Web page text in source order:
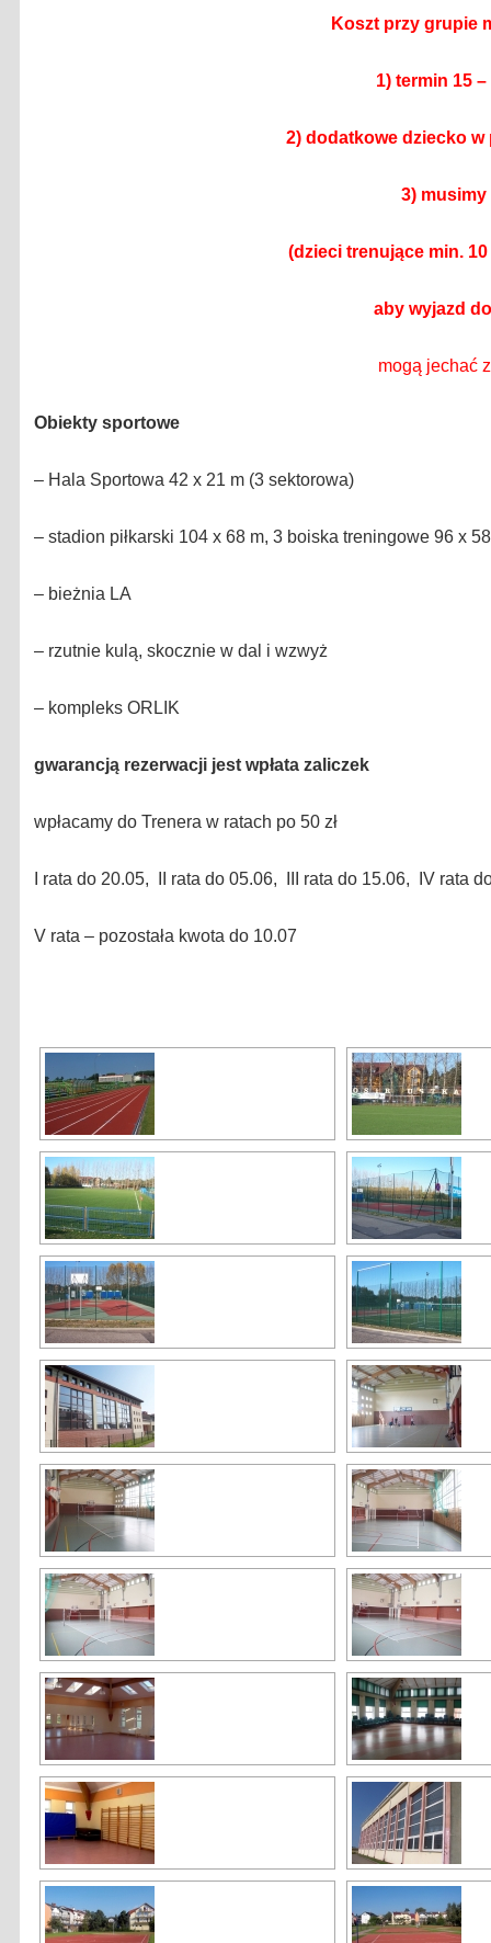
Koszt przy grupie
1) termin 15
2) dodatkowe dziecko w
3) musimy
(dzieci trenujące min.
aby wyjazd
mogą jechać
Obiekty sportowe
– Hala Sportowa 42 x 21 m (3 sektorowa)
– stadion piłkarski 104 x 68 m, 3 boiska treningowe 96 x
– bieżnia LA
– rzutnie kulą, skocznie w dal i wzwyż
– kompleks ORLIK
gwarancją rezerwacji jest wpłata zaliczek
wpłacamy do Trenera w ratach po 50 zł
I rata do 20.05, II rata do 05.06, III rata do 15.06, IV rata
V rata – pozostała kwota do 10.07